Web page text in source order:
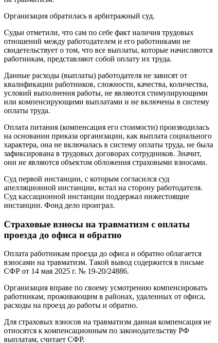
Организация обратилась в арбитражный суд.
Судьи отметили, что сам по себе факт наличия трудовых
отношений между работодателем и его работниками не
свидетельствует о том, что все выплаты, которые начисляются
работникам, представляют собой оплату их труда.
Данные расходы (выплаты) работодателя не зависят от
квалификации работников, сложности, качества, количества,
условий выполнения работы, не являются стимулирующими
или компенсирующими выплатами и не включены в систему
оплаты труда.
Оплата питания (компенсация его стоимости) производилась
на основании приказа организации, как выплата социального
характера, она не включалась в систему оплаты труда, не была
зафиксирована в трудовых договорах сотрудников. Значит,
они не являются объектом обложения страховыми взносами.
Суд первой инстанции, с которым согласился суд
апелляционной инстанции, встал на сторону работодателя.
Суд кассационной инстанции поддержал нижестоящие
инстанции. Фонд дело проиграл.
Страховые взносы на травматизм с оплаты
проезда до офиса и обратно
Оплата работникам проезда до офиса и обратно облагается
взносами на травматизм. Такой вывод содержится в письме
СФР от 14 мая 2025 г. № 19-20/24886.
Организация вправе по своему усмотрению компенсировать
работникам, проживающим в районах, удаленных от офиса,
расходы на проезд до работы и обратно.
Для страховых взносов на травматизм данная компенсация не
относятся к компенсационным по законодательству РФ
выплатам, считает СФР.